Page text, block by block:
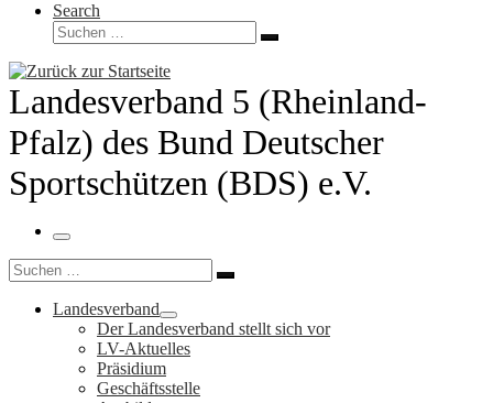
Search
Suche
Suchen …
Landesverband 5 (Rheinland-
Pfalz) des Bund Deutscher
Sportschützen (BDS) e.V.
Menü
Suche
Suchen …
Landesverband
Der Landesverband stellt sich vor
LV-Aktuelles
Präsidium
Geschäftsstelle